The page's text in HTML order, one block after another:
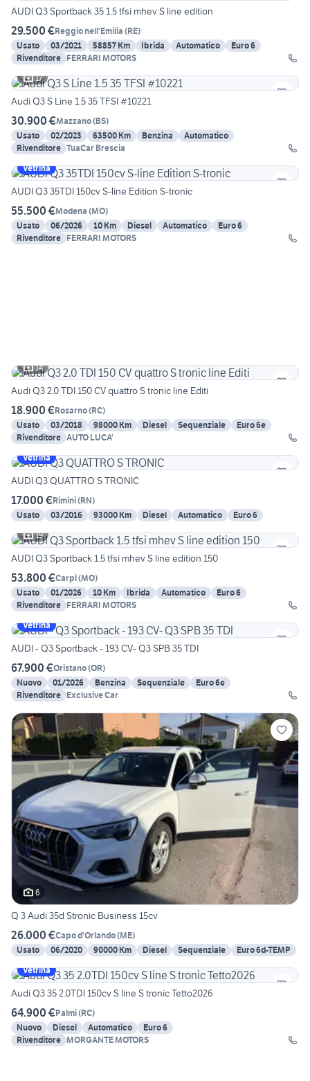
AUDI Q3 Sportback 35 1.5 tfsi mhev S line edition
29.500 €Reggio nell'Emilia (RE)
Usato
03/2021 58857 Km Ibrida Automatico
Euro 6
Rivenditore FERRARI MOTORS
17
Audi Q3 S Line 1.5 35 TFSI #10221
30.900 €Mazzano(BS)
Usato
02/2023 63500 Km Benzina
Automatico
Rivenditore TuaCar Brescia
Vetrina
AUDI Q3 35TDI 150cv S-line Edition S-tronic
55.500 €Modena (MO)
Usato
06/2026 10 Km Diesel Automatico
Euro 6
Rivenditore FERRARI MOTORS
14
Audi Q3 2.0 TDI 150 CV quattro S tronic line Editi
18.900 €Rosarno(RC)
Usato
03/2018 98000 Km Diesel Sequenziale
Euro 6e
Rivenditore AUTO LUCA'
Vetrina
AUDI Q3 QUATTRO S TRONIC
17.000 €Rimini(RN)
Usato
03/2016 93000 Km Diesel Automatico
Euro 6
19
AUDI Q3 Sportback 1.5 tfsi mhev S line edition 150
53.800 €Carpi(MO)
Usato
01/2026 10 Km Ibrida Automatico
Euro 6
Rivenditore FERRARI MOTORS
Vetrina
AUDI - Q3 Sportback - 193 CV- Q3 SPB 35 TDI
67.900 €Oristano(OR)
Nuovo
01/2026 Benzina Sequenziale
Euro 6e
Rivenditore Exclusive Car
6
Q 3 Audi 35d Stronic Business 15cv
26.000 €Capo d'Orlando(ME)
Usato
06/2020 90000 Km Diesel Sequenziale
Euro 6d-TEMP
Vetrina
Audi Q3 35 2.0TDI 150cv S line S tronic Tetto2026
64.900 €Palmi(RC)
Nuovo
Diesel Automatico
Euro 6
Rivenditore MORGANTE MOTORS